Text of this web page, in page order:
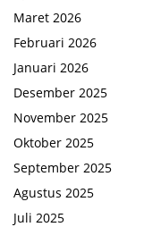
Maret 2026
Februari 2026
Januari 2026
Desember 2025
November 2025
Oktober 2025
September 2025
Agustus 2025
Juli 2025